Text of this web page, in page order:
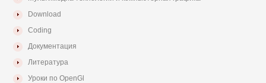
Download
Coding
Документация
Литература
Уроки по OpenGl